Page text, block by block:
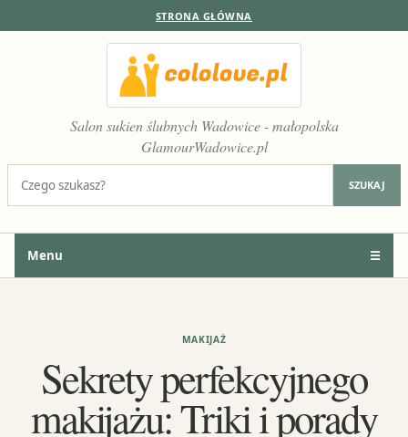
STRONA GŁÓWNA
Salon sukien ślubnych Wadowice - małopolska
GlamourWadowice.pl
SZUKAJ
Menu ☰
MAKIJAŻ
Sekrety perfekcyjnego
makijażu: Triki i porady